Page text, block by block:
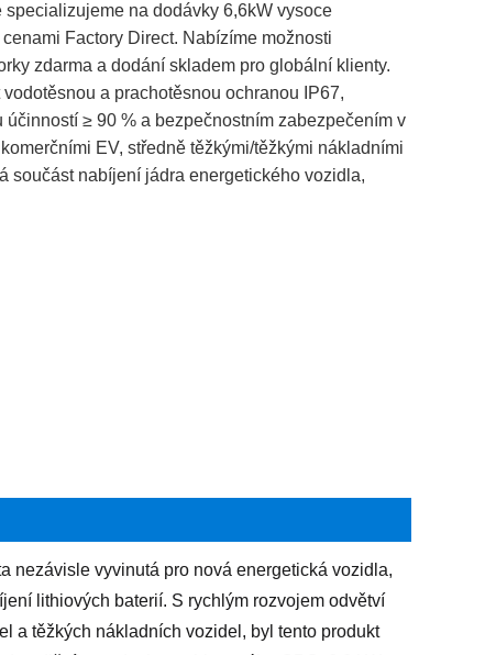
na dodávky 6,6kW vysoce
Factory Direct. Nabízíme možnosti
zdarma a dodání skladem pro globální klienty.
a prachotěsnou ochranou IP67,
≥ 90 % a bezpečnostním zabezpečením v
EV, středně těžkými/těžkými nákladními
součást nabíjení jádra energetického vozidla,
nezávisle vyvinutá pro nová energetická vozidla,
lithiových baterií. S rychlým rozvojem odvětví
a těžkých nákladních vozidel, byl tento produkt